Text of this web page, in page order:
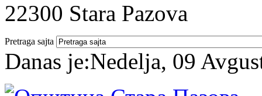
22300 Stara Pazova
Pretraga sajta
Danas je:Nedelja, 09